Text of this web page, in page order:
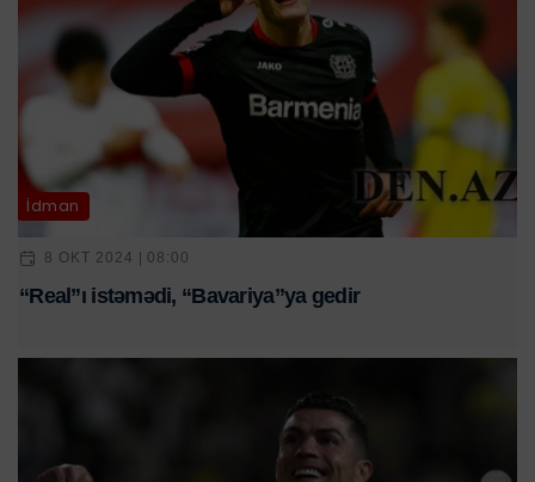
İdman
8 OKT 2024 | 08:00
“Real”ı istəmədi, “Bavariya”ya gedir